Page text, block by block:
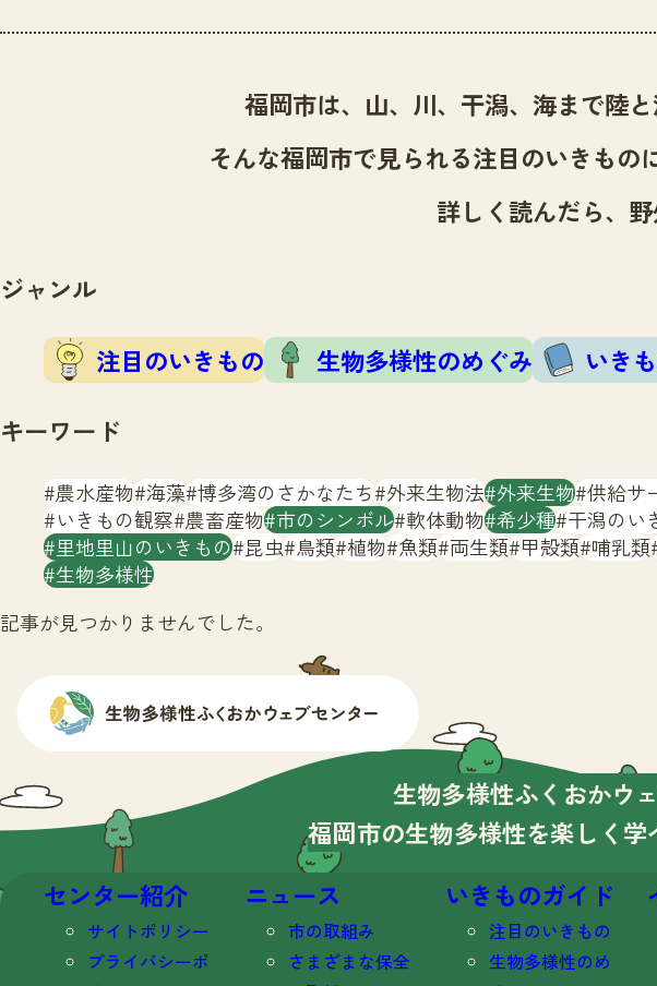
福岡市は、山、川、干潟、海まで陸
そんな福岡市で見られる注目のいきもの
詳しく読んだら、
ジャンル
注目のいきもの 生物多様性のめぐみ いき
キーワード
農水産物 海藻 博多湾のさかなたち 外来生物法 外来生物 供給サ
いきもの観察 農畜産物 市のシンボル 軟体動物 希少種 干潟のい
里地里山のいきもの 昆虫 鳥類 植物 魚類 両生類 甲殻類 哺乳類
生物多様性
記事が見つかりませんでした。
生物多様性ふくおかウ
福岡市の生物多様性を楽しく学
センター紹介
サイトポリシー
プライバシーポ
ニュース
市の取組み
さまざまな保全
いきものガイド
注目のいきもの
生物多様性のめ